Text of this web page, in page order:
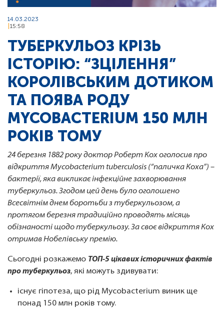
14.03.2023
15:58
ТУБЕРКУЛЬОЗ КРІЗЬ
ІСТОРІЮ: “ЗЦІЛЕННЯ”
КОРОЛІВСЬКИМ ДОТИКОМ
ТА ПОЯВА РОДУ
MYCOBACTERIUM 150 МЛН
РОКІВ ТОМУ
24 березня 1882 року доктор Роберт Кох оголосив про
відкриття Mycobacterium tuberculosis (“паличка Коха”) –
бактерії, яка викликає інфекційне захворювання
туберкульоз. Згодом цей день було оголошено
Всесвітнім днем боротьби з туберкульозом, а
протягом березня традиційно проводять місяць
обізнаності щодо туберкульозу. За своє відкриття Кох
отримав Нобелівську премію.
Сьогодні розкажемо ТОП-5 цікавих історичних фактів
про туберкульоз, які можуть здивувати:
існує гіпотеза, що рід Mycobacterium виник ще
понад 150 млн років тому.